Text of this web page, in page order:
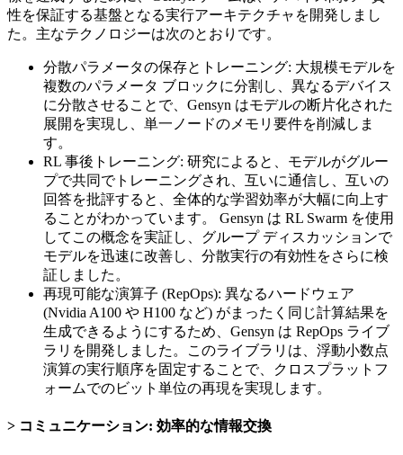
性を保証する基盤となる実行アーキテクチャを開発しまし
た。主なテクノロジーは次のとおりです。
分散パラメータの保存とトレーニング: 大規模モデルを
複数のパラメータ ブロックに分割し、異なるデバイス
に分散させることで、Gensyn はモデルの断片化された
展開を実現し、単一ノードのメモリ要件を削減しま
す。
RL 事後トレーニング: 研究によると、モデルがグルー
プで共同でトレーニングされ、互いに通信し、互いの
回答を批評すると、全体的な学習効率が大幅に向上す
ることがわかっています。 Gensyn は RL Swarm を使用
してこの概念を実証し、グループ ディスカッションで
モデルを迅速に改善し、分散実行の有効性をさらに検
証しました。
再現可能な演算子 (RepOps): 異なるハードウェア
(Nvidia A100 や H100 など) がまったく同じ計算結果を
生成できるようにするため、Gensyn は RepOps ライブ
ラリを開発しました。このライブラリは、浮動小数点
演算の実行順序を固定することで、クロスプラットフ
ォームでのビット単位の再現を実現します。
コミュニケーション: 効率的な情報交換